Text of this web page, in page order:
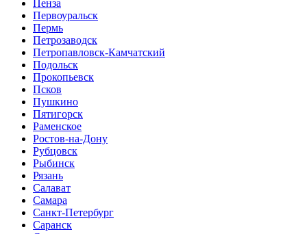
Пенза
Первоуральск
Пермь
Петрозаводск
Петропавловск-Камчатский
Подольск
Прокопьевск
Псков
Пушкино
Пятигорск
Раменское
Ростов-на-Дону
Рубцовск
Рыбинск
Рязань
Салават
Самара
Санкт-Петербург
Саранск